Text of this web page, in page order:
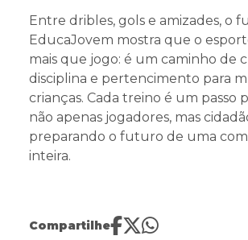
Entre dribles, gols e amizades, o
EducaJovem mostra que o
mais que jogo: é um caminho de
disciplina e pertencimento para
crianças. Cada treino é um passo
não apenas jogadores, mas
preparando o futuro de uma
inteira.
Compartilhe